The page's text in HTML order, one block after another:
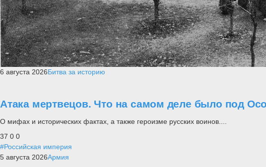
6 августа 2026Битва за историю
Атака мертвецов. Что на самом деле было под
О мифах и исторических фактах, а также героизме русских воинов....
37 0 0
#Российская империя
5 августа 2026Армия